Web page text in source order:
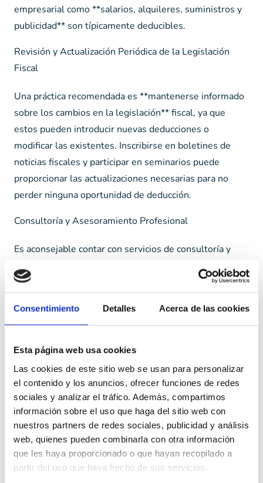
Consentimiento Detalles Acerca de las cookies
Esta página web usa cookies
Las cookies de este sitio web se usan para personalizar
el contenido y los anuncios, ofrecer funciones de redes
sociales y analizar el tráfico. Además, compartimos
información sobre el uso que haga del sitio web con
nuestros partners de redes sociales, publicidad y análisis
web, quienes pueden combinarla con otra información
que les haya proporcionado o que hayan recopilado a
partir del uso que haya hecho de sus servicios.
empresarial como **salarios, alquileres, suministros y
publicidad** son típicamente deducibles.
Revisión y Actualización Periódica de la Legislación
Fiscal
Una práctica recomendada es **mantenerse informado
sobre los cambios en la legislación** fiscal, ya que
estos pueden introducir nuevas deducciones o
modificar las existentes. Inscribirse en boletines de
noticias fiscales y participar en seminarios puede
proporcionar las actualizaciones necesarias para no
perder ninguna oportunidad de deducción.
Consultoría y Asesoramiento Profesional
Es aconsejable contar con servicios de consultoría y
asesoramiento fiscal para asegurarse de que se están
aplicando todas las deducciones posibles. Un experto
obvias** relacionadas con inversiones en I+D, formación
optimizando así la carga fiscal de la empresa.
Estricto Control Documental
Para beneficiarse de las deducciones fiscales, es
esencial mantener un **control estricto de la
documentación** que justifica cada gasto deducible.
Guardar facturas, recibos y contratos en un archivo
organizado permite a la empresa estar preparada para